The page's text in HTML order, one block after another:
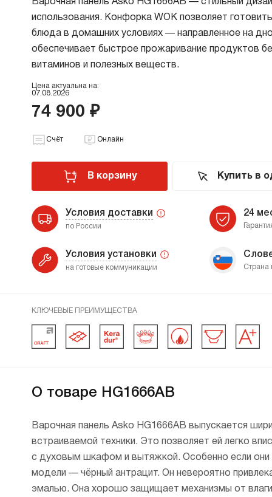
Варочная панель Asko HG1666AB — стильный
использования. Конфорка WOK позволяет
блюда в домашних условиях — направленное на
обеспечивает быстрое прожаривание продуктов
витаминов и полезных веществ.
Цена актуальна на:
07.08.2026
74 900 ₽
Счёт Онлайн
В корзину Купить в
Условия доставки
по России
24
Условия установки
на готовые коммуникации Страна
КЛЮЧЕВЫЕ ПРЕИМУЩЕСТВА
и эргономичности. Приборы выпускаются
сталь и Black Steel. Модели имеют панели
управления с поворотными
автоматическим, когда
или механическим, когда
переключателя конфорки
внезапном затухании
эксплуатации прибора.
витаминов и
ингредиентов.
по дну
на
О товаре HG1666AB
Варочная панель Asko HG1666AB выпускается
встраиваемой техники. Это позволяет ей легко
с духовым шкафом и вытяжкой. Особенно если
модели — чёрный антрацит. Он невероятно
эмалью. Она хорошо защищает механизмы от